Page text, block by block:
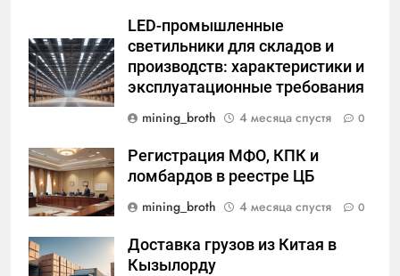
LED-промышленные
светильники для складов и
производств: характеристики и
эксплуатационные требования
mining_broth
4 месяца спустя 0
Регистрация МФО, КПК и
ломбардов в реестре ЦБ
mining_broth
4 месяца спустя 0
Доставка грузов из Китая в
Кызылорду